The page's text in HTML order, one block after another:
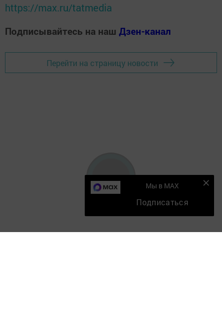
https://max.ru/tatmedia
Подписывайтесь на наш Дзен-канал
Перейти на страницу новости
Мы в MAX
Подписаться